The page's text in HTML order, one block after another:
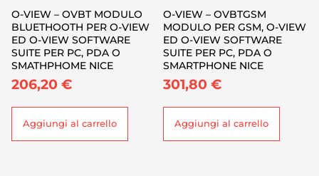
O-VIEW – OVBT MODULO
BLUETHOOTH PER O-VIEW
ED O-VIEW SOFTWARE
SUITE PER PC, PDA O
SMATHPHOME NICE
206,20 €
Aggiungi al carrello
O-VIEW – OVBTGSM
MODULO PER GSM, O-VIEW
ED O-VIEW SOFTWARE
SUITE PER PC, PDA O
SMARTPHONE NICE
301,80 €
Aggiungi al carrello